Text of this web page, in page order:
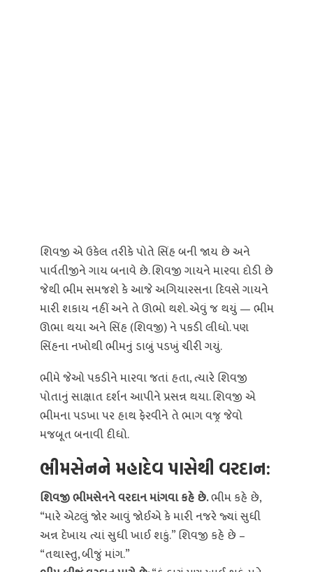
શિવજી એ ઉકેલ તરીકે પોતે સિંહ બની જાય છે અને
પાર્વતીજીને ગાય બનાવે છે. શિવજી ગાયને મારવા દોડી છે
જેથી ભીમ સમજશે કે આજે અગિયારસના દિવસે ગાયને
મારી શકાય નહીં અને તે ઊભો થશે. એવું જ થયું — ભીમ
ઊભા થયા અને સિંહ (શિવજી) ને પકડી લીધો. પણ
સિંહના નખોથી ભીમનું ડાબું પડખું ચીરી ગયું.
ભીમે જેઓ પકડીને મારવા જતાં હતા, ત્યારે શિવજી
પોતાનું સાક્ષાત દર્શન આપીને પ્રસન્ન થયા. શિવજી એ
ભીમના પડખા પર હાથ ફેરવીને તે ભાગ વજ્ર જેવો
મજબૂત બનાવી દીધો.
ભીમસેનને મહાદેવ પાસેથી વરદાન:
શિવજી ભીમસેનને વરદાન માંગવા કહે છે.ભીમ કહે છે,
“મારે એટલું જોર આવું જોઈએ કે મારી નજરે જ્યાં સુધી
અન્ન દેખાય ત્યાં સુધી ખાઈ શકું.” શિવજી કહે છે –
“તથાસ્તુ, બીજું માંગ.”